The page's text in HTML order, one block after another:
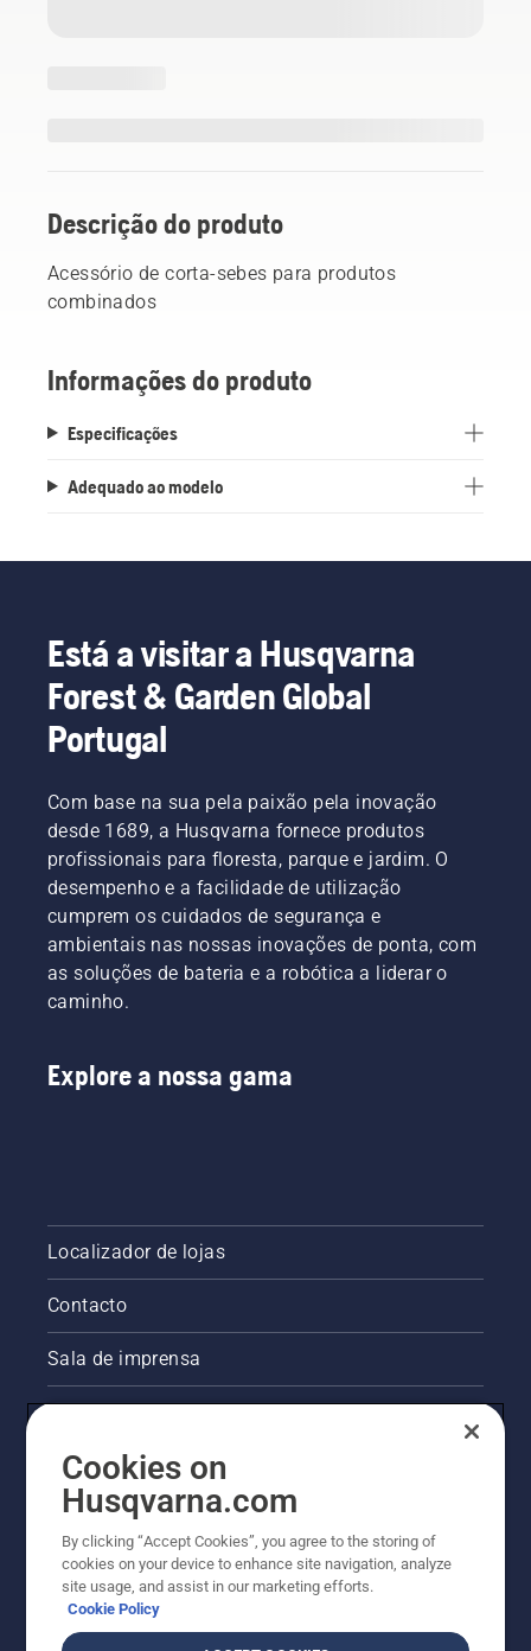
Descrição do produto
Acessório de corta-sebes para produtos
combinados
Informações do produto
Especificações
Adequado ao modelo
Está a visitar a Husqvarna
Forest & Garden Global
Portugal
Com base na sua pela paixão pela inovação
desde 1689, a Husqvarna fornece produtos
profissionais para floresta, parque e jardim. O
desempenho e a facilidade de utilização
cumprem os cuidados de segurança e
ambientais nas nossas inovações de ponta, com
as soluções de bateria e a robótica a liderar o
caminho.
Explore a nossa gama
Localizador de lojas
Contacto
Sala de imprensa
Outros websites da Husqvarna
A abordagem da Husqvarna à sustentabilidade
Cookies on
Husqvarna.com
By clicking “Accept Cookies”, you agree to the storing of
cookies on your device to enhance site navigation, analyze
site usage, and assist in our marketing efforts.
Cookie Policy